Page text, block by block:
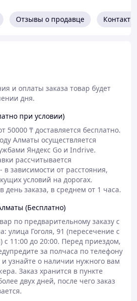
Предотвращает ночные
активность мозга, устраняя
В отличие от снотворных,
разбитости и сонливости
(джетлаг) для быстрой
бессонницей и
высокий уровень стресса и
мозг» вечером.
и людям с плавающим
(ночные смены).
которых естественная
снижена).
обычные таблетки для
достаточно 1–2 нажатий
за 20–30 минут до сна.
Отзывы о продавце Контакты
и оплаты заказа товар будет
дня.
при условии)
50000 ₸ доставляется бесплатно.
Алматы осуществляется
Яндекс Go и Indrive.
рассчитывается
в зависимости от расстояния,
условий на дорогах.
день заказа, в среднем от 1 часа.
(Бесплатно)
по предварительному заказу с
улица Гоголя, 91 (пересечение с
с 11:00 до 20:00. Перед приездом,
за полчаса по телефону
и узнайте о наличии нужного вам
Заказ хранится в пункте
двух дней, после чего заказ